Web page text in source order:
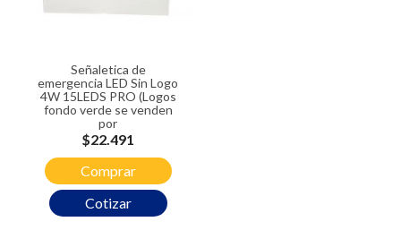
Señaletica de
emergencia LED Sin Logo
4W 15LEDS PRO (Logos
fondo verde se venden
por
Cotizar
Precio
$22.491
Comprar